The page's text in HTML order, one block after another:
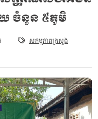
ចំនួន ៥ភូមិ
សកម្មភាពក្រសួង